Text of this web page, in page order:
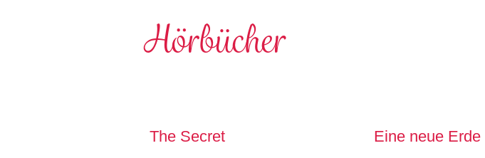
Hörbücher
The Secret Eine neue Erde